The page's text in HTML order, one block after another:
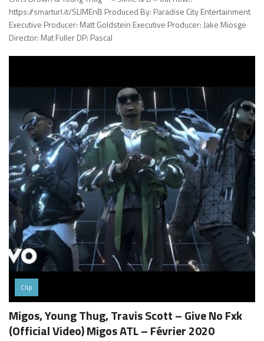
https://smarturl.it/SLIMEnB Produced By: Paradise City Entertainment
Executive Producer: Matt Goldstein Executive Producer: Jake Miosge
Director: Mat Fuller DP: Pascal
Clip
Migos, Young Thug, Travis Scott – Give No Fxk
(Official Video) Migos ATL – Février 2020